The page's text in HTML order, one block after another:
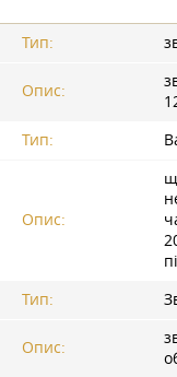
Тип:
Опис:
Тип:
Опис:
Тип:
Опис: